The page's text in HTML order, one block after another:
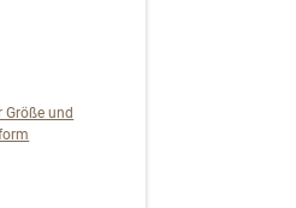
NEW RESULTS.
Größe und